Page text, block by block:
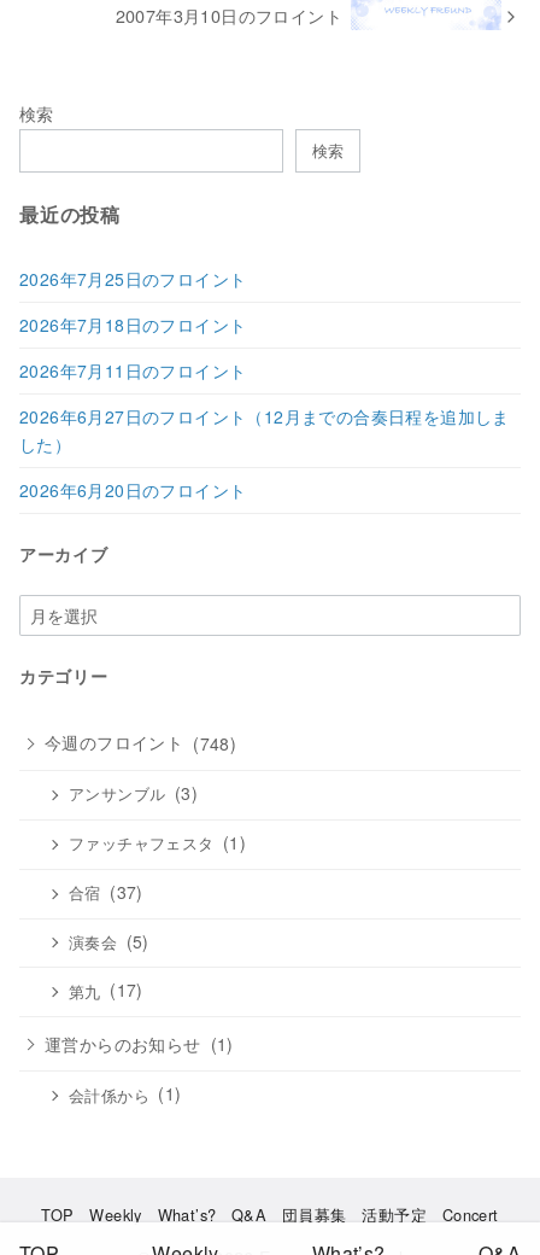
2007年3月10日のフロイント
検索
検索
最近の投稿
2026年7月25日のフロイント
2026年7月18日のフロイント
2026年7月11日のフロイント
2026年6月27日のフロイント（12月までの合奏日程を追加しま
した）
2026年6月20日のフロイント
アーカイブ
ア
ー
イ
カテゴリー
今週のフロイント (748)
アンサンブル (3)
ファッチャフェスタ (1)
合宿 (37)
演奏会 (5)
第九 (17)
運営からのお知らせ (1)
会計係から (1)
TOP Weekly What’s? Q&A 団員募集 活動予定 Concert